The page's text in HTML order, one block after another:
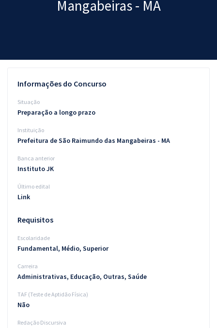
Questões grátis
Blog
Aprovados
Atendimento
Mangabeiras - MA
Informações do Concurso
Situação
Preparação a longo prazo
Instituição
Prefeitura de São Raimundo das Mangabeiras - MA
Banca anterior
Instituto JK
Último edital
Link
Requisitos
Escolaridade
Fundamental, Médio, Superior
Carreira
Administrativas, Educação, Outras, Saúde
TAF (Teste de Aptidão Física)
Não
Redação Discursiva